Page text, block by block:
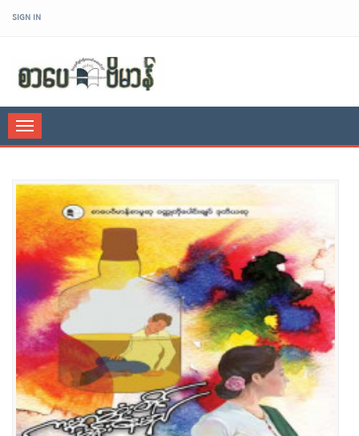
SIGN IN
Toggle
navigation